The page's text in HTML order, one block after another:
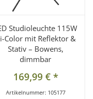
Studioleuchte 115W
Color mit Reflektor &
Stativ – Bowens,
dimmbar
169,99 €*
Artikelnummer: 105177